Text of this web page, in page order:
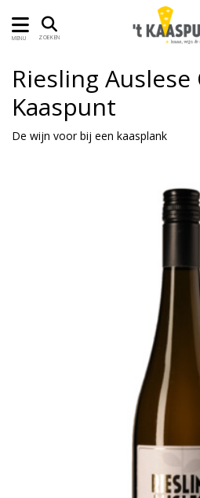
MENU ZOEKEN
Riesling
Kaaspunt
De wijn voor bij een kaasplank